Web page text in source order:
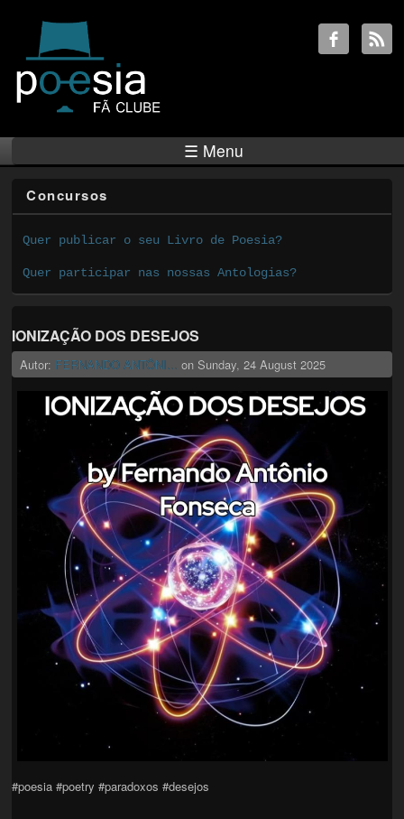
☰ Menu
Concursos
Quer publicar o seu Livro de Poesia?
Quer participar nas nossas Antologias?
IONIZAÇÃO DOS DESEJOS
Autor: FERNANDO ANTÔNI... on Sunday, 24 August 2025
#poesia #poetry #paradoxos #desejos